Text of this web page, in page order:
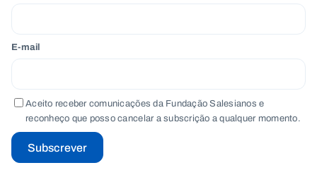
E-mail
Aceito receber comunicações da Fundação Salesianos e
reconheço que posso cancelar a subscrição a qualquer momento.
Subscrever